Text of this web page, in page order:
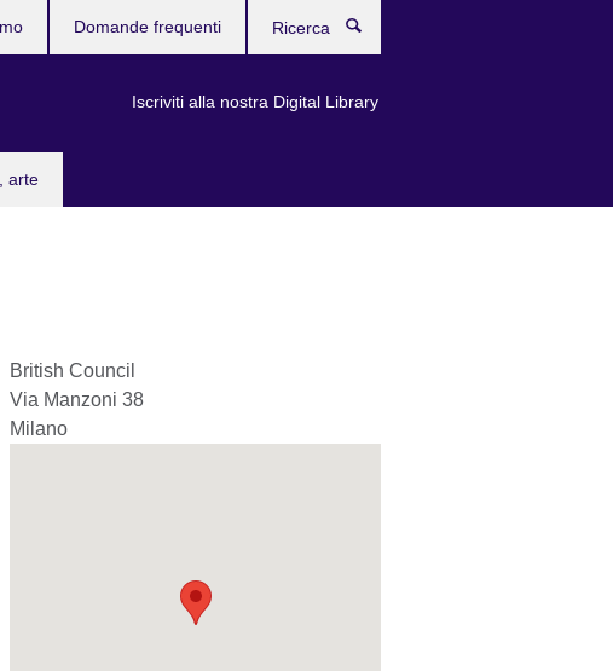
arte
Iscriviti alla nostra Digital Library
Domande frequenti
British Council
Via Manzoni 38
Milano